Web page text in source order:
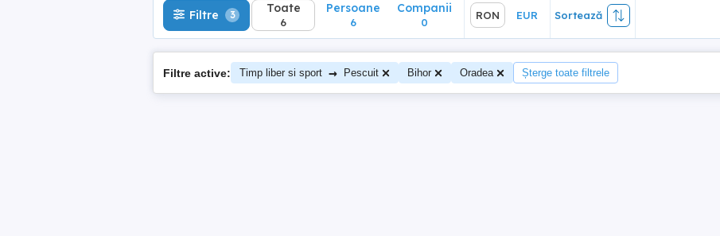
Filtre 3 Toate
6
Persoane
6
Companii
0
RON EUR Sortează
Filtre active: Timp liber si sport → Pescuit Bihor Oradea Șterge toate filtrele